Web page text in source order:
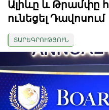
Ալիևը և Թրամփը
ունեցել Դավոսում
ՏԱՐԵԳՐՈՒԹՅՈՒՆ